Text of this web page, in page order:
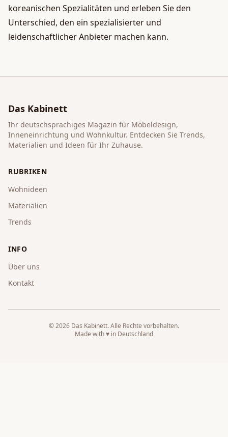
koreanischen Spezialitäten und erleben Sie den
Unterschied, den ein spezialisierter und
leidenschaftlicher Anbieter machen kann.
Das Kabinett
Ihr deutschsprachiges Magazin für Möbeldesign,
Inneneinrichtung und Wohnkultur. Entdecken Sie Trends,
Materialien und Ideen für Ihr Zuhause.
RUBRIKEN
Wohnideen
Materialien
Trends
INFO
Über uns
Kontakt
©2026 Das Kabinett. Alle Rechte vorbehalten.
Made with ♥ in Deutschland